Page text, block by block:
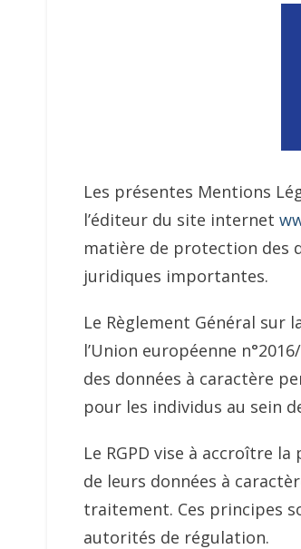
Les présentes Mentions
l’éditeur du site internet
matière de protection des
juridiques importantes.
Le Règlement Général sur
l’Union européenne
des données à caractère
pour les individus au sein
Le RGPD vise à accroître
de leurs données à
traitement. Ces principes
autorités de régulation.